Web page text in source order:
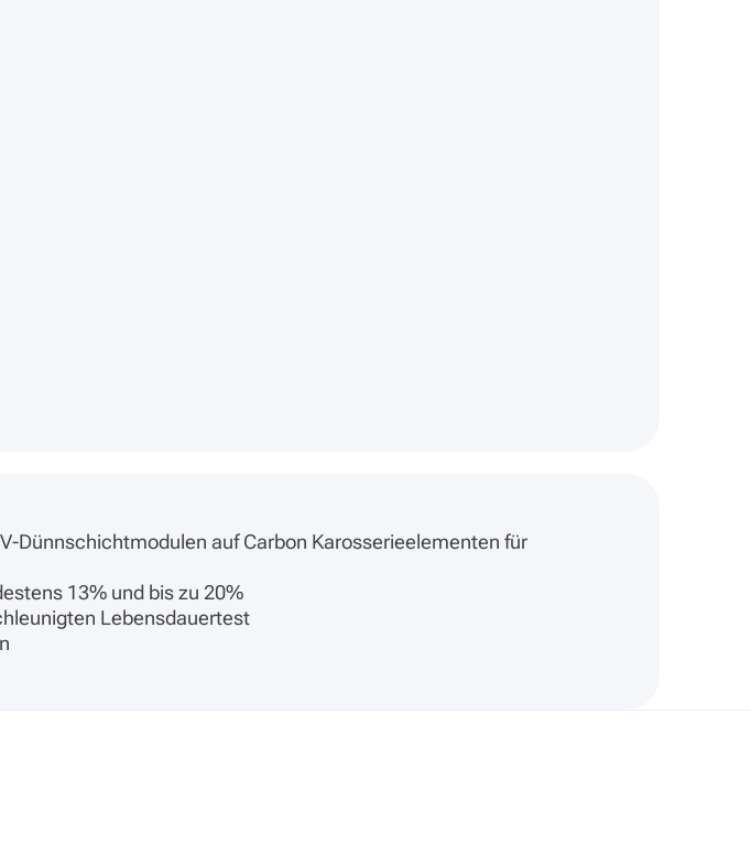
Dünnschichtmodulen auf Carbon Karosserieelementen für
13% und bis zu 20%
Lebensdauertest